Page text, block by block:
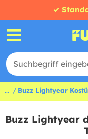
✓
... Buzz Lightyear
Buzz Lightyear